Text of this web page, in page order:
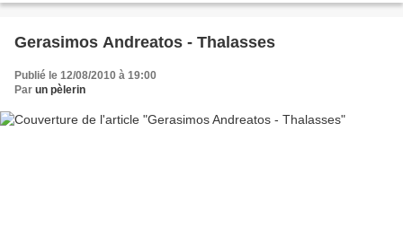
Gerasimos Andreatos - Thalasses
Publié le 12/08/2010 à 19:00
Par un pèlerin